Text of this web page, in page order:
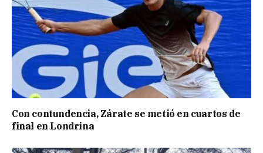
Con contundencia, Zárate se metió en cuartos de
final en Londrina